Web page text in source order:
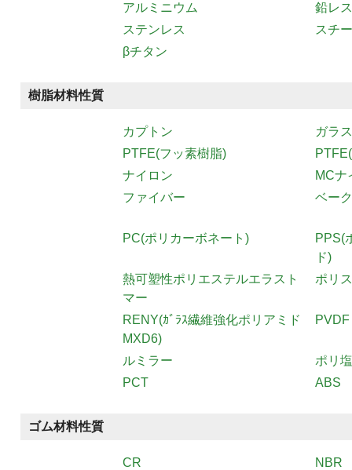
アルミニウム
鉛レ
ステンレス
スチ
βチタン
樹脂材料性質
カプトン
ガラ
PTFE(フッ素樹脂)
ナイロン
MCナ
ファイバー
ベー
PC(ポリカーボネート)
PPS(
ド)
熱可塑性ポリエステルエラスト
マー
ポリ
RENY(ｶﾞﾗｽ繊維強化ポリアミド
MXD6)
PVDF
ルミラー
ポリ
PCT
ABS
ゴム材料性質
CR
NBR